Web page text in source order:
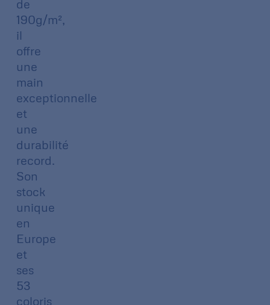
de
190g/m²,
il
offre
une
main
exceptionnelle
et
une
durabilité
record.
Son
stock
unique
en
Europe
et
ses
53
coloris